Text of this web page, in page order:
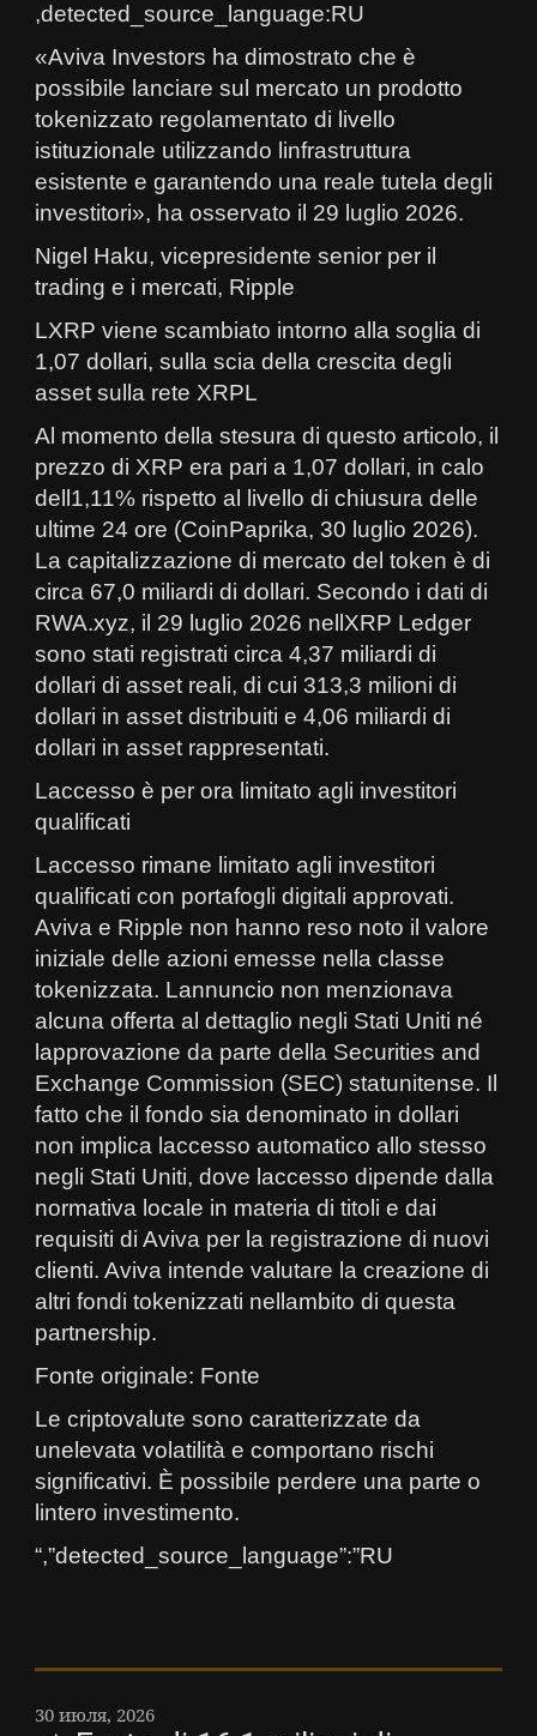
,detected_source_language:RU
«Aviva Investors ha dimostrato che è
possibile lanciare sul mercato un prodotto
tokenizzato regolamentato di livello
istituzionale utilizzando linfrastruttura
esistente e garantendo una reale tutela degli
investitori», ha osservato il 29 luglio 2026.
Nigel Haku, vicepresidente senior per il
trading e i mercati, Ripple
LXRP viene scambiato intorno alla soglia di
1,07 dollari, sulla scia della crescita degli
asset sulla rete XRPL
Al momento della stesura di questo articolo, il
prezzo di XRP era pari a 1,07 dollari, in calo
dell1,11% rispetto al livello di chiusura delle
ultime 24 ore (CoinPaprika, 30 luglio 2026).
La capitalizzazione di mercato del token è di
circa 67,0 miliardi di dollari. Secondo i dati di
RWA.xyz, il 29 luglio 2026 nellXRP Ledger
sono stati registrati circa 4,37 miliardi di
dollari di asset reali, di cui 313,3 milioni di
dollari in asset distribuiti e 4,06 miliardi di
dollari in asset rappresentati.
Laccesso è per ora limitato agli investitori
qualificati
Laccesso rimane limitato agli investitori
qualificati con portafogli digitali approvati.
Aviva e Ripple non hanno reso noto il valore
iniziale delle azioni emesse nella classe
tokenizzata. Lannuncio non menzionava
alcuna offerta al dettaglio negli Stati Uniti né
lapprovazione da parte della Securities and
Exchange Commission (SEC) statunitense. Il
fatto che il fondo sia denominato in dollari
non implica laccesso automatico allo stesso
negli Stati Uniti, dove laccesso dipende dalla
normativa locale in materia di titoli e dai
requisiti di Aviva per la registrazione di nuovi
clienti. Aviva intende valutare la creazione di
altri fondi tokenizzati nellambito di questa
partnership.
Fonte originale: Fonte
Le criptovalute sono caratterizzate da
unelevata volatilità e comportano rischi
significativi. È possibile perdere una parte o
lintero investimento.
“,”detected_source_language”:”RU
30 июля, 2026